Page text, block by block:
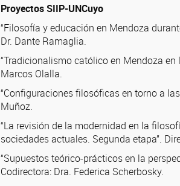
Proyectos SIIP-UNCuyo
“Filosofía y educación en Mendoza
Dr. Dante Ramaglia.
“Tradicionalismo católico en Mendoza
Marcos Olalla.
“Configuraciones filosóficas en torno a
Muñoz.
“La revisión de la modernidad en la
sociedades actuales. Segunda etapa”.
“Supuestos teórico-prácticos en la
Codirectora: Dra. Federica Scherbosky.